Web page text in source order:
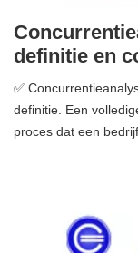
definitie en
✅
definitie. Een
proces dat een